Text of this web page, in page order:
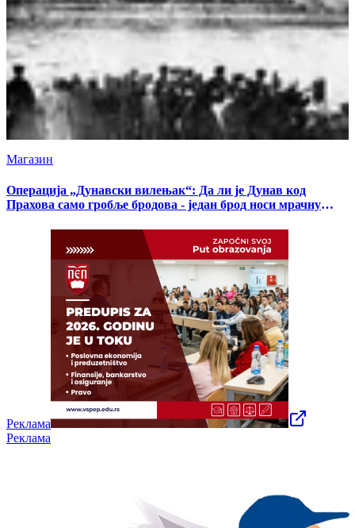
Магазин
Операција „Дунавски вилењак“: Да ли је Дунав код
Прахова само гробље бродова - један брод носи мрачну
Реклама
Реклама